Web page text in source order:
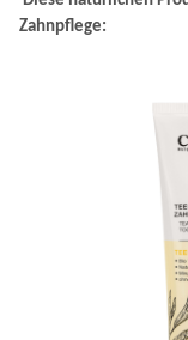
Zahnpflege: